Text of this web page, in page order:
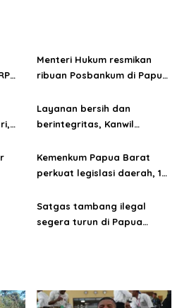
Menteri Hukum resmikan
ribuan Posbankum di Papua
Daya
Layanan bersih dan
berintegritas, Kanwil
predikat WBK
Kemenkum Papua Barat
perkuat legislasi daerah, 123
diharmonisasi sepanjang
2025
Satgas tambang ilegal
segera turun di Papua